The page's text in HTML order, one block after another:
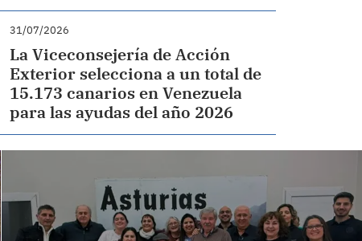
31/07/2026
La Viceconsejería de Acción
Exterior selecciona a un total de
15.173 canarios en Venezuela
para las ayudas del año 2026